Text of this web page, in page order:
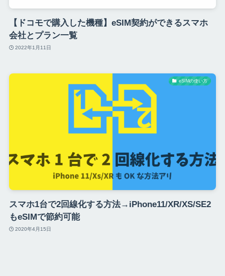
【ドコモで購入した機種】eSIM契約ができるスマホ
会社とプラン一覧
2022年1月11日
eSIMの使い方
スマホ1台で2回線化する方法→iPhone11/XR/XS/SE2
もeSIMで節約可能
2020年4月15日